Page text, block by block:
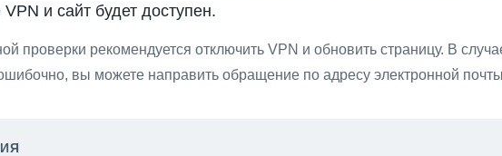
и сайт будет доступен.
проверки рекомендуется отключить VPN и обновить страницу. В
вы можете направить обращение по адресу электронной